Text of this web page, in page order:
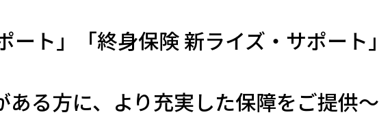
ート」「終身保険 新ライズ・サポート
る方に、より充実した保障をご提供～